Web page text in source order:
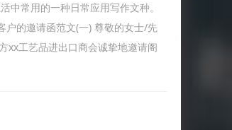
中常用的一种日常应用写作文种。
户的邀请函范文(一) 尊敬的女士/先
xx工艺品进出口商会诚挚地邀请阁